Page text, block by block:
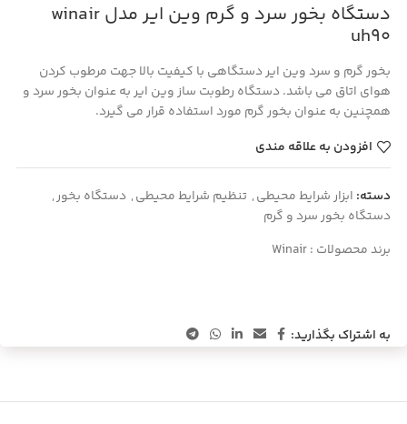
دستگاه بخور سرد و گرم وين اير مدل winair
uh90
بخور گرم و سرد وین ایر دستگاهی با کیفیت بالا جهت مرطوب کردن
هوای اتاق می باشد. دستگاه رطوبت ساز وین ایر به عنوان بخور سرد و
همچنین به عنوان بخور گرم مورد استفاده قرار می گیرد.
افزودن به علاقه مندی
دسته: ابزار شرایط محیطی, تنظیم شرایط محیطی, دستگاه بخور,
دستگاه بخور سرد و گرم
برند محصولات :Winair
به اشتراک بگذارید: